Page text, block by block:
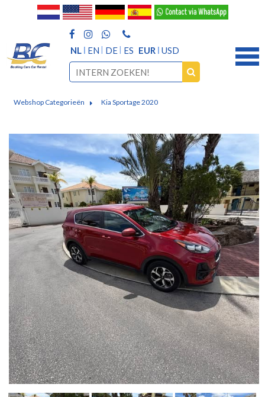
NL EN DE ES EUR USD
Webshop Categorieën Kia Sportage 2020